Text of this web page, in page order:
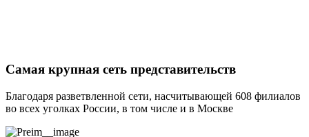
Самая крупная сеть представительств
Благодаря разветвленной сети, насчитывающей 608 филиалов
во всех уголках России, в том числе и в Москве